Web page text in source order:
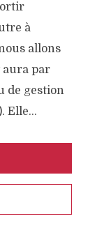
à
allons
aura par
de gestion
Elle...